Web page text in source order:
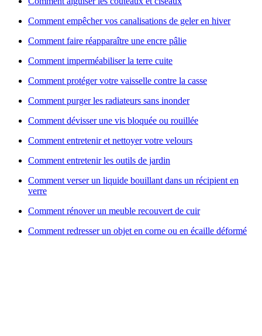
Comment empêcher vos canalisations de geler en hiver
Comment faire réapparaître une encre pâlie
Comment imperméabiliser la terre cuite
Comment protéger votre vaisselle contre la casse
Comment purger les radiateurs sans inonder
Comment dévisser une vis bloquée ou rouillée
Comment entretenir et nettoyer votre velours
Comment entretenir les outils de jardin
Comment verser un liquide bouillant dans un récipient en
verre
Comment rénover un meuble recouvert de cuir
Comment redresser un objet en corne ou en écaille déformé